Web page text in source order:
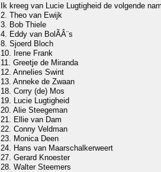
Ik kreeg van Lucie Lugtigheid de volgende
2. Theo van Ewijk
3. Bob Thiele
4. Eddy van BolÃÂ¨s
8. Sjoerd Bloch
10. Irene Frank
11. Greetje de Miranda
12. Annelies Swint
13. Anneke de Zwaan
18. Corry (de) Mos
19. Lucie Lugtigheid
20. Alie Steegeman
21. Ellie van Dam
22. Conny Veldman
23. Monica Deen
24. Hans van Maarschalkerweert
27. Gerard Knoester
28. Walter Steemers